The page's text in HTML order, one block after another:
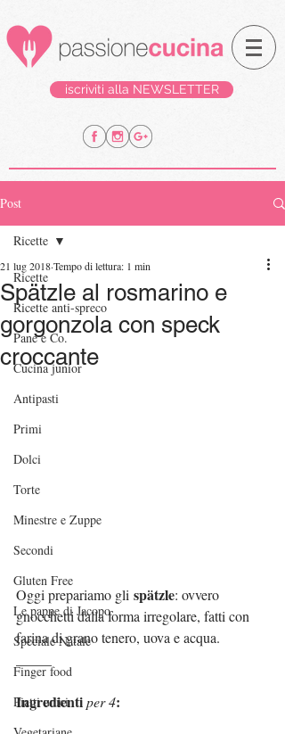
iscriviti alla NEWSLETTER
Post
Ricette
Ricette anti-spreco
Pane e Co.
Cucina junior
Antipasti
Primi
Dolci
Torte
Minestre e Zuppe
Secondi
Gluten Free
Le pappe di Jacopo
Speciale Natale
Finger food
Piatti unici
Ricette
Spätzle al rosmarino e
gorgonzola con speck
croccante
21 lug 2018Tempo di lettura: 1 min
Oggi prepariamo gli spätzle: ovvero
gnocchetti dalla forma irregolare, fatti con
farina di grano tenero, uova e acqua.
Ingredienti per 4: